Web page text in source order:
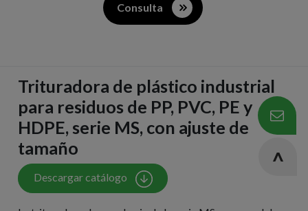
Consulta
Trituradora de plástico industrial
para residuos de PP, PVC, PE y
HDPE, serie MS, con ajuste de
tamaño
Descargar catálogo